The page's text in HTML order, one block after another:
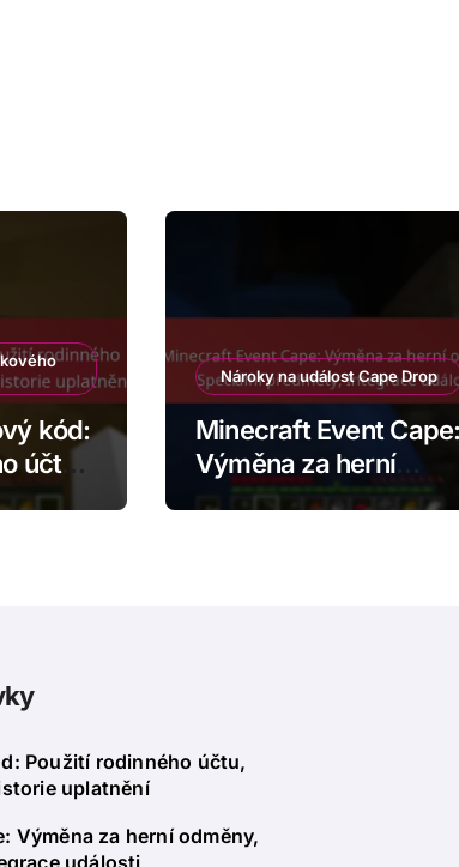
kód:
účtu,
Nároky na událost Cape Drop
Minecraft Event Cape:
Výměna za herní
odměny, Speciální
Použití rodinného účtu,
uplatnění
Výměna za herní odměny,
události